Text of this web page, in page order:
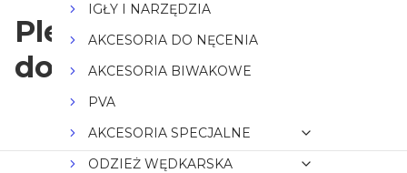
IGŁY I NARZĘDZIA
AKCESORIA DO NĘCENIA
AKCESORIA BIWAKOWE
PVA
AKCESORIA SPECJALNE
ODZIEŻ WĘDKARSKA
Plecionki miękkie
dociążone